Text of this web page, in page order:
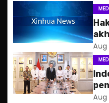
g
a
t
i
o
Aug
Aug